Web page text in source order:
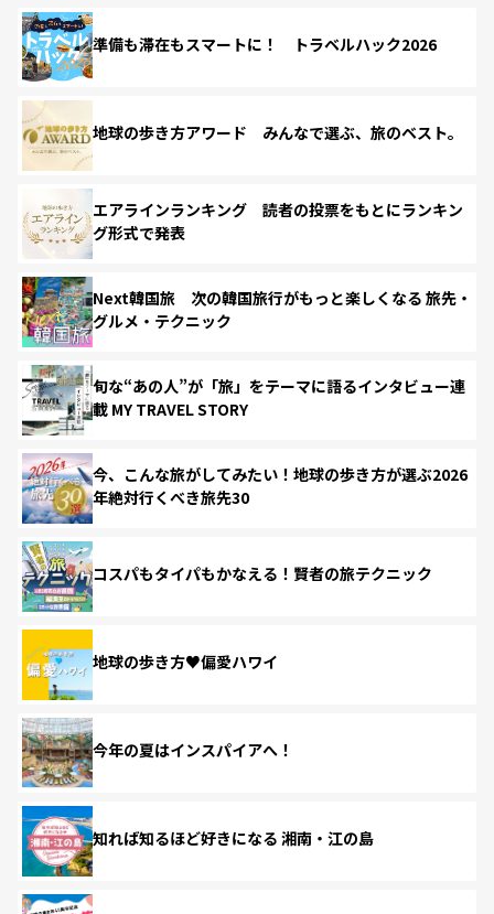
準備も滞在もスマートに！ トラベルハック2026
地球の歩き方アワード みんなで選ぶ、旅のベスト。
エアラインランキング 読者の投票をもとにランキン
グ形式で発表
Next韓国旅 次の韓国旅行がもっと楽しくなる 旅先・
グルメ・テクニック
旬な“あの人”が「旅」をテーマに語るインタビュー連
載 MY TRAVEL STORY
今、こんな旅がしてみたい！地球の歩き方が選ぶ2026
年絶対行くべき旅先30
コスパもタイパもかなえる！賢者の旅テクニック
地球の歩き方♥偏愛ハワイ
今年の夏はインスパイアへ！
知れば知るほど好きになる 湘南・江の島